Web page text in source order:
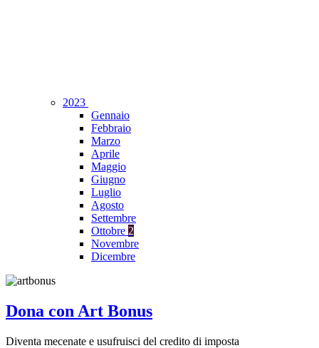
2023
Gennaio
Febbraio
Marzo
Aprile
Maggio
Giugno
Luglio
Agosto
Settembre
Ottobre 2
Novembre
Dicembre
Dona con Art Bonus
Diventa mecenate e usufruisci del credito di imposta